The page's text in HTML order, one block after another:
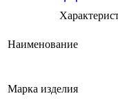
Наименование
Марка изделия